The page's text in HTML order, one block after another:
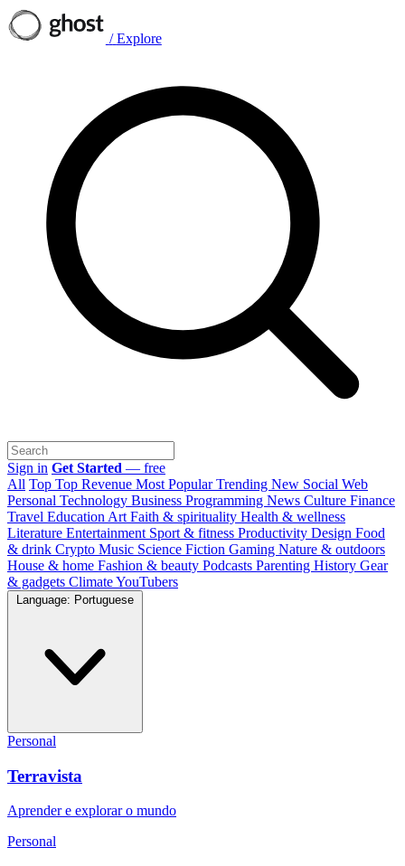
/ Explore
Sign in Get Started — free
All Top Top Revenue Most PopularTrending New Social Web
Personal Technology Business Programming News Culture Finance
Travel Education Art Faith & spirituality Health & wellness
Literature Entertainment Sport & fitness Productivity Design Food
& drink Crypto Music Science Fiction Gaming Nature & outdoors
House & home Fashion & beauty Podcasts Parenting History Gear
& gadgets ClimateYouTubers
Language: Portuguese
Personal
Terravista
Aprender e explorar o mundo
Personal